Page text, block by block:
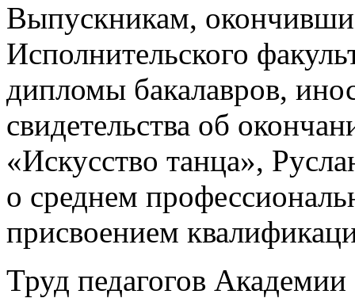
Выпускникам,
Исполнительского
дипломы бакалавров,
свидетельства об
«Искусство танца»,
о среднем
присвоением
Труд педагогов